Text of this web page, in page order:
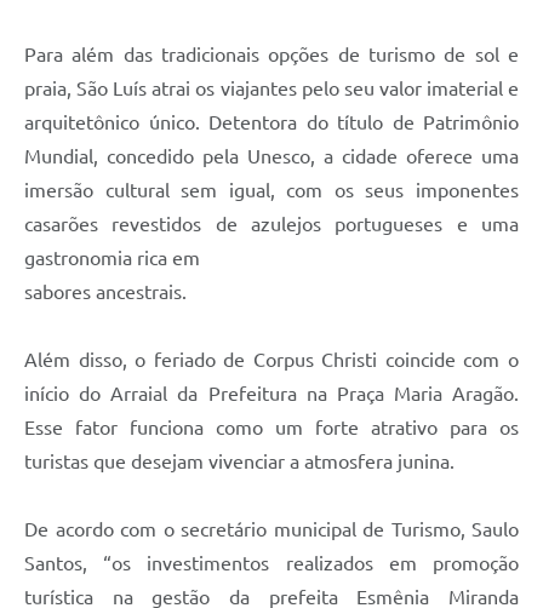
Para além das tradicionais opções de turismo de sol e
praia, São Luís atrai os viajantes pelo seu valor imaterial e
arquitetônico único. Detentora do título de Patrimônio
Mundial, concedido pela Unesco, a cidade oferece uma
imersão cultural sem igual, com os seus imponentes
casarões revestidos de azulejos portugueses e uma
gastronomia rica em
sabores ancestrais.
Além disso, o feriado de Corpus Christi coincide com o
início do Arraial da Prefeitura na Praça Maria Aragão.
Esse fator funciona como um forte atrativo para os
turistas que desejam vivenciar a atmosfera junina.
De acordo com o secretário municipal de Turismo, Saulo
Santos, “os investimentos realizados em promoção
turística na gestão da prefeita Esmênia Miranda